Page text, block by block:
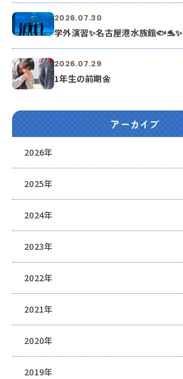
2026.07.30
学外演習✨名古屋港水族館🐟🐬✨
2026.07.29
1年生の前期🌼
アーカイブ
2026年
2025年
2024年
2023年
2022年
2021年
2020年
2019年